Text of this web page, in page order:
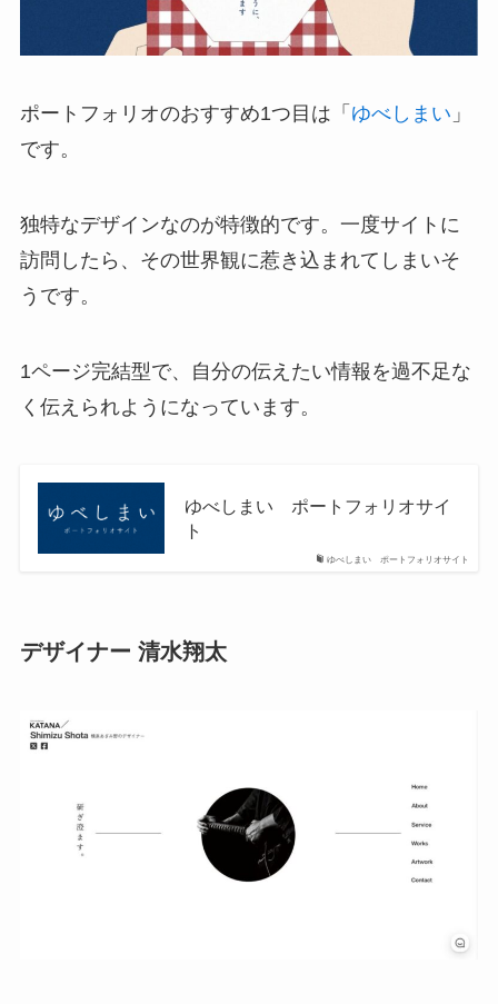
ポートフォリオのおすすめ1つ目は「 ゆべしまい 」
です。
独特なデザインなのが特徴的です。一度サイトに
訪問したら、その世界観に惹き込まれてしまいそ
うです。
1ページ完結型で、自分の伝えたい情報を過不足な
く伝えられようになっています。
ゆべしまい ポートフォリオサイト
ゆべしまい ポートフォリオサイ
ト
デザイナー 清水翔太